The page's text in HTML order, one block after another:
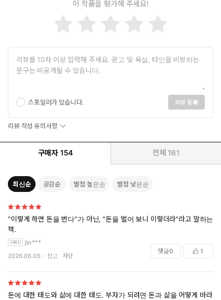
어떤 횡재나 일명 대박주식 없이 말 그대로 맨손에서 만들어낸 종잣
후반까지 낡은 자동차에 그날 판매할 과일을 싣고 다니던 어느 가난
한 이민 가장이 이룬 진짜 부에 대한 모든 방법이 담겼다. 종잣돈 천
만 원을 만들고 그 돈을 1억 원, 10억 원, 100억 원, 수천억 원이 될
‘진짜 부자’가 된 실제 인물이 말해주는 ‘진짜 돈’만들기에 대한 책이
다.
돈이 가진 속성과 75가지 돈에 대한 가르침을 통해 현재 200만
원을 벌고 있는 직장인, 마이너스 생활 중인 누군가, 직장이 없는
청년, 가용자금이 있고 투자처를 찾고 있는 사람이나 그 너머까
지 돈을 운용할 수 있는 재력가와 투자가, 사업가 또는 ‘우리 아이
들에게만큼은 더 이상 가난을 물려줄 수 없다’는 부모…, 그 누구
라도 자신에게 꼭 필요한 조언을 찾을 수 있다는 점이 이 책의 가
이 작품을 평가해 주세요!
스포일러가 있습니다. 리뷰 등록
리뷰 작성 유의사항
구매자 154 전체 161
최신순 공감순 별점 높은순 별점 낮은순
"이렇게 하면 돈을 번다"가 아닌, "돈을 벌어 보니 이렇더라"라고 말하는
책.
jin***
2026.06.05 신고 차단
댓글0 1
돈에 대한 태도와 삶에 대한 태도. 부자가 되려면 돈과 삶을 어떻게 바라